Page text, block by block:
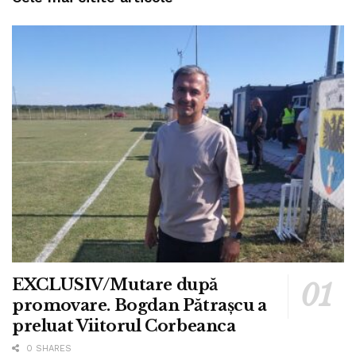
EXCLUSIV/Mutare după
promovare. Bogdan Pătrașcu a
preluat Viitorul Corbeanca
0 SHARES